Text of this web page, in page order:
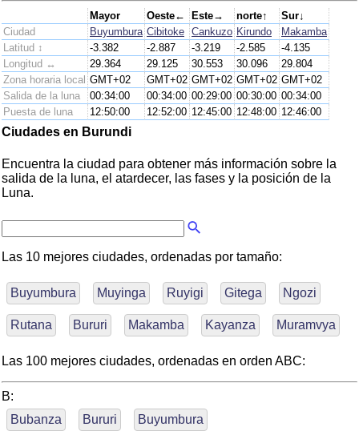
Mayor Oeste← Este→ norte↑
Sur↓
Ciudad
Buyumbura Cibitoke Cankuzo Kirundo
Makamba
Latitud ↕
-3.382 -2.887 -3.219 -2.585
-4.135
Longitud ↔
29.364 29.125 30.553 30.096
29.804
Zona horaria local GMT+02 GMT+02 GMT+02 GMT+02 GMT+02
Salida de la luna
00:34:00 00:34:00 00:29:00 00:30:00 00:34:00
Puesta de luna
12:50:00 12:52:00 12:45:00 12:48:00 12:46:00
Ciudades en Burundi
Encuentra la ciudad para obtener más información sobre la
salida de la luna, el atardecer, las fases y la posición de la
Luna.
Las 10 mejores ciudades, ordenadas por tamaño:
Buyumbura Muyinga Ruyigi Gitega Ngozi
Rutana Bururi Makamba Kayanza Muramvya
Las 100 mejores ciudades, ordenadas en orden ABC:
B:
Bubanza
Bururi Buyumbura